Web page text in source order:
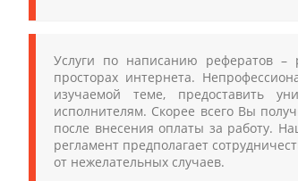
Услуги по написанию рефератов –
просторах интернета.
изучаемой теме, предоставить
исполнителям. Скорее всего Вы
после внесения оплаты за работу.
регламент предполагает
от нежелательных случаев.